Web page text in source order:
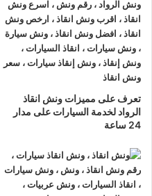
أسرع ونش إنقاذفي شارع
الازهر دائما اوناشنا بالقرب منك ,
انقاذ
الرواد
وخدمات الإنقاذ السريع ولدينا
شارع الازهر و جميع انحاء
و سيارات الحوادث.
تتميز خدمة
لإنقاذ و رفع السيارات
نتعهد بوصولونش الانقاذ
تعرف على مميزات ونش انقاذ
الرواد لخدمة السيارات على مدار
24 ساعة